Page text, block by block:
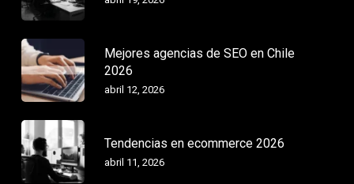
Mejores agencias de SEO en Chile
2026
abril 12, 2026
Tendencias en ecommerce 2026
abril 11, 2026